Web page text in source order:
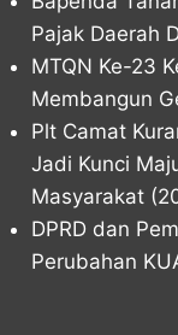
Pajak Daerah
MTQN Ke-23
Membangun
Plt Camat
Jadi Kunci
Masyarakat
DPRD dan
Perubahan